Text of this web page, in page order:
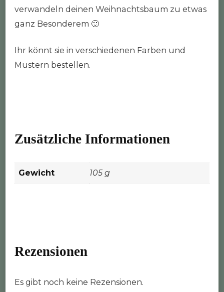
verwandeln deinen Weihnachtsbaum zu etwas
ganz Besonderem 🙂
Ihr könnt sie in verschiedenen Farben und
Mustern bestellen.
Zusätzliche Informationen
Gewicht 105 g
Rezensionen
Es gibt noch keine Rezensionen.